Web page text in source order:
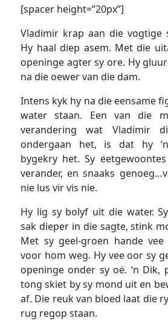
[spacer height=”20px”]
Vladimir krap aan die vogtige
Hy haal diep asem. Met die
openinge agter sy ore. Hy
na die oewer van die dam.
Intens kyk hy na die eensame
water staan. Een van die
verandering wat Vladimir
ondergaan het, is dat hy
bygekry het. Sy
verander, en snaaks
nie lus vir vis nie.
Hy lig sy bolyf uit die water.
sak dieper in die sagte, stink
Met sy geel-groen hande
voor hom weg. Hy vee oor sy
openinge onder sy oë. ‘n Dik,
tong skiet by sy mond uit en
af. Die reuk van bloed laat die
rug regop staan.